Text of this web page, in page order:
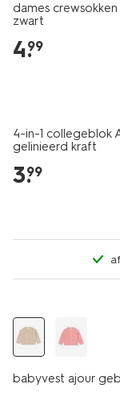
dames
zwart
4.
99
4-in-1 collegeblok
gelinieerd kraft
3.
99
babyvest ajour